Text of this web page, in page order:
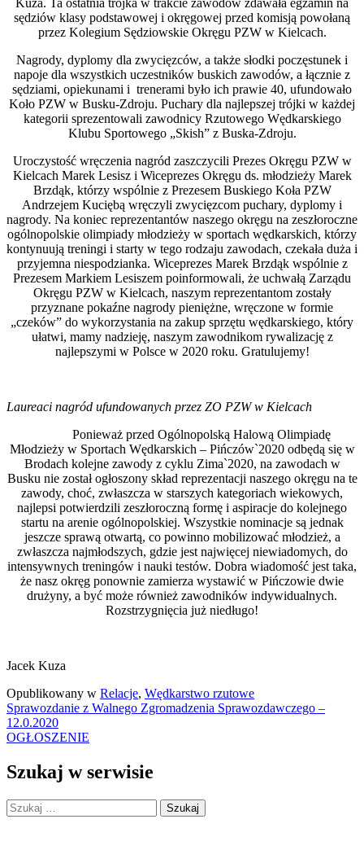
Kuza. Ta ostatnia trójka w trakcie zawodów zdawała egzamin na
sędziów klasy podstawowej i okręgowej przed komisją powołaną
przez Kolegium Sędziowskie Okręgu PZW w Kielcach.
Nagrody, dyplomy dla zwycięzców, a także słodki poczęstunek i
napoje dla wszystkich uczestników buskich zawodów, a łącznie z
sędziami, opiekunami i trenerami było ich prawie 40, ufundowało
Koło PZW w Busku-Zdroju. Puchary dla najlepszej trójki w każdej
kategorii sprezentowali zawodnicy Rzutowego Wędkarskiego
Klubu Sportowego „Skish” z Buska-Zdroju.
Uroczystość wręczenia nagród zaszczycili Prezes Okręgu PZW w
Kielcach Marek Lesisz i Wiceprezes Okręgu ds. młodzieży Marek
Brzdąk, którzy wspólnie z Prezesem Buskiego Koła PZW
Andrzejem Kuciębą wręczyli zwycięzcom puchary, dyplomy i
nagrody. Na koniec reprezentantów naszego okręgu na zeszłoroczne
ogólnopolskie olimpiady młodzieży w sportach wędkarskich, którzy
kontynuują treningi i starty w tego rodzaju zawodach, czekała duża i
przyjemna niespodzianka. Wiceprezes Marek Brzdąk wspólnie z
Prezesem Markiem Lesiszem poinformowali, że uchwałą Zarządu
Okręgu PZW w Kielcach, naszym reprezentantom zostały
przyznane pokaźne nagrody pieniężne, wręczone w formie
„czeków” do wykorzystania na zakup sprzętu wędkarskiego, który
ułatwi, mamy nadzieję, naszym zawodnikom rywalizację z
najlepszymi w Polsce w 2020 roku. Gratulujemy!
Laureaci nagród ufundowanych przez ZO PZW w Kielcach
Ponieważ przed Ogólnopolską Halową Olimpiadę
Młodzieży w Sportach Wędkarskich – Pińczów`2020 odbędą się w
Brodach kolejne zawody z cyklu Zima`2020, na zawodach w
Busku nie został ogłoszony skład reprezentacji naszego okręgu na te
zawody, choć, zwłaszcza w starszych kategoriach wiekowych,
najlepsi potwierdzili zeszłoroczną formę i aspiracje do kolejnego
startu na arenie ogólnopolskiej. Wszystkie nominacje są jednak
jeszcze sprawą otwartą, co powinno mobilizować młodzież, a
zwłaszcza najmłodszych, gdzie jest najwięcej niewiadomych, do
intensywnych treningów i nauki testów. Dobra wiadomość jest taka,
że nasz okręg ponownie zamierza wystawić w Pińczowie dwie
drużyny, a być może również zawodników indywidualnych.
Rozstrzygnięcia już niedługo!
Jacek Kuza
Opublikowany w Relacje, Wędkarstwo rzutowe
Nawigacja
wpisu
Sprawozdanie z Walnego Zgromadzenia Sprawozdawczego –
12.0.2020
OGŁOSZENIE
Szukaj w serwisie
Szukaj: